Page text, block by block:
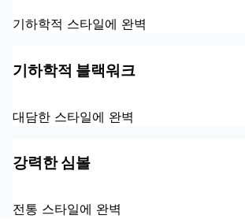
기하학적 스타일에 완벽
기하학적 블랙워크
대담한 스타일에 완벽
강력한 심볼
전통 스타일에 완벽